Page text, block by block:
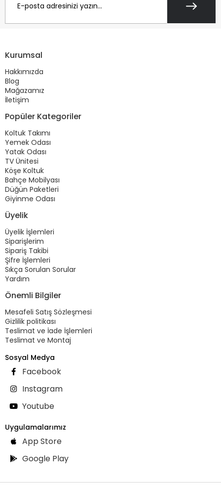
Kurumsal
Hakkımızda
Blog
Mağazamız
İletişim
Popüler Kategoriler
Koltuk Takımı
Yemek Odası
Yatak Odası
TV Ünitesi
Köşe Koltuk
Bahçe Mobilyası
Düğün Paketleri
Giyinme Odası
Üyelik
Üyelik İşlemleri
Siparişlerim
Sipariş Takibi
Şifre İşlemleri
Sıkça Sorulan Sorular
Yardım
Önemli Bilgiler
Mesafeli Satış Sözleşmesi
Gizlilik politikası
Teslimat ve İade İşlemleri
Teslimat ve Montaj
Sosyal Medya
Facebook
Instagram
Youtube
Uygulamalarımız
App Store
Google Play